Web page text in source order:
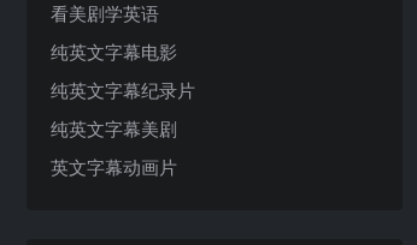
看美剧学英语
纯英文字幕电影
纯英文字幕纪录片
纯英文字幕美剧
英文字幕动画片